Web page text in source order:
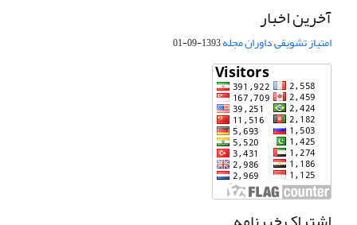
آخرین اخبار
امتیاز تشویقی داوران مجله1393-09-01